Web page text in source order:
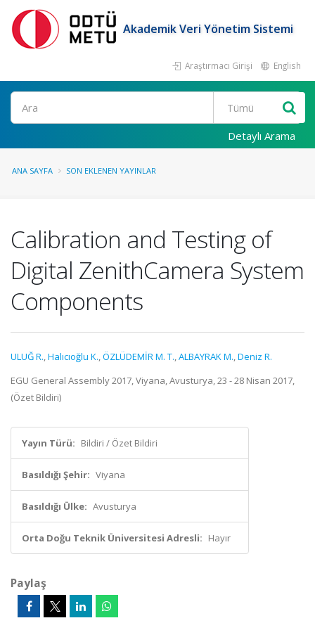
Akademik Veri Yönetim Sistemi
Araştırmacı Girişi English
Ara
Detaylı Arama
ANA SAYFA SON EKLENEN YAYINLAR
Calibration and Testing of
Digital ZenithCamera System
Components
ULUĞ R.,Halıcıoğlu K.,ÖZLÜDEMİR M. T.,ALBAYRAK M.,Deniz R.
EGU General Assembly 2017, Viyana, Avusturya, 23 - 28 Nisan 2017,
(Özet Bildiri)
Yayın Türü: Bildiri / Özet Bildiri
Basıldığı Şehir: Viyana
Basıldığı Ülke: Avusturya
Orta Doğu Teknik Üniversitesi Adresli: Hayır
Paylaş